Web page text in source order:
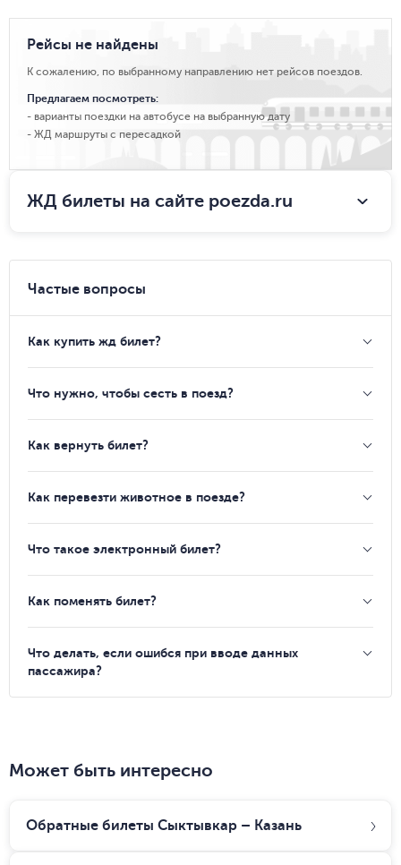
Рейсы не найдены
К сожалению, по выбранному направлению нет рейсов поездов.
Предлагаем посмотреть:
варианты поездки на автобусе на выбранную дату
ЖД маршруты с пересадкой
ЖД билеты на сайте poezda.ru
Частые вопросы
Как купить жд билет?
Что нужно, чтобы сесть в поезд?
Как вернуть билет?
Как перевезти животное в поезде?
Что такое электронный билет?
Как поменять билет?
Что делать, если ошибся при вводе данных
пассажира?
Может быть интересно
Обратные билеты Сыктывкар – Казань